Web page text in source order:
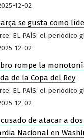
12-02
se gusta como
EL PAÍS: el periódico
12-02
rompe la
de la Copa del Rey
EL PAÍS: el periódico
12-02
de atacar a
Nacional en